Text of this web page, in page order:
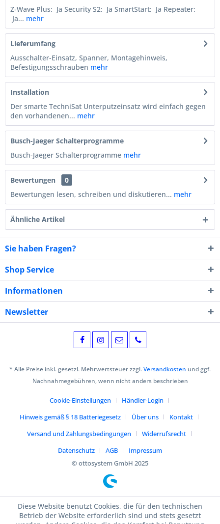
Z-Wave Plus: Ja Security S2: Ja SmartStart: Ja Repeater:
Ja... mehr
Lieferumfang
Ausschalter-Einsatz, Spanner, Montagehinweis,
Befestigungsschrauben mehr
Installation
Der smarte TechniSat Unterputzeinsatz wird einfach gegen
den vorhandenen... mehr
Busch-Jaeger Schalterprogramme
Busch-Jaeger Schalterprogramme mehr
Bewertungen
0
Bewertungen lesen, schreiben und diskutieren... mehr
Ähnliche Artikel
Sie haben Fragen?
Shop Service
Informationen
Newsletter
* Alle Preise inkl. gesetzl. Mehrwertsteuer zzgl.Versandkosten und ggf.
Nachnahmegebühren, wenn nicht anders beschrieben
Cookie-Einstellungen
Händler-Login
Hinweis gemäß § 18 Batteriegesetz
Über uns
Kontakt
Versand und Zahlungsbedingungen
Widerrufsrecht
Datenschutz
AGB
Impressum
© ottosystem GmbH 2025
Diese Website benutzt Cookies, die für den technischen
Betrieb der Website erforderlich sind und stets gesetzt